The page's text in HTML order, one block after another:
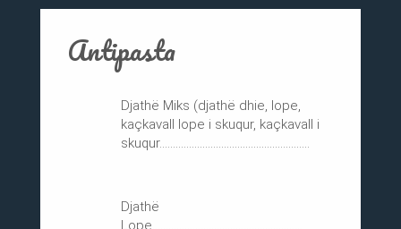
Antipasta
Djathë Miks (djathë dhie, lope,
kaçkavall lope i skuqur, kaçkavall i
skuqur........................................................
Djathë
Lope........................................................